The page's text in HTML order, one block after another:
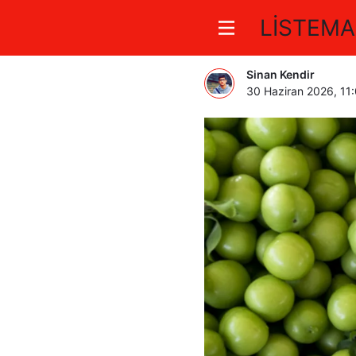
Rüyada
Sinan Kendir
30 Haziran 2026,